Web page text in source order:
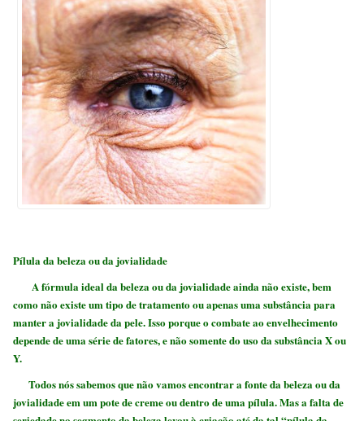
Pílula da beleza ou da jovialidade
A fórmula ideal da beleza ou da jovialidade ainda não existe, bem
como não existe um tipo de tratamento ou apenas uma substância para
manter a jovialidade da pele. Isso porque o combate ao envelhecimento
depende de uma série de fatores, e não somente do uso da substância X ou
Y.
Todos nós sabemos que não vamos encontrar a fonte da beleza ou da
jovialidade em um pote de creme ou dentro de uma pílula. Mas a falta de